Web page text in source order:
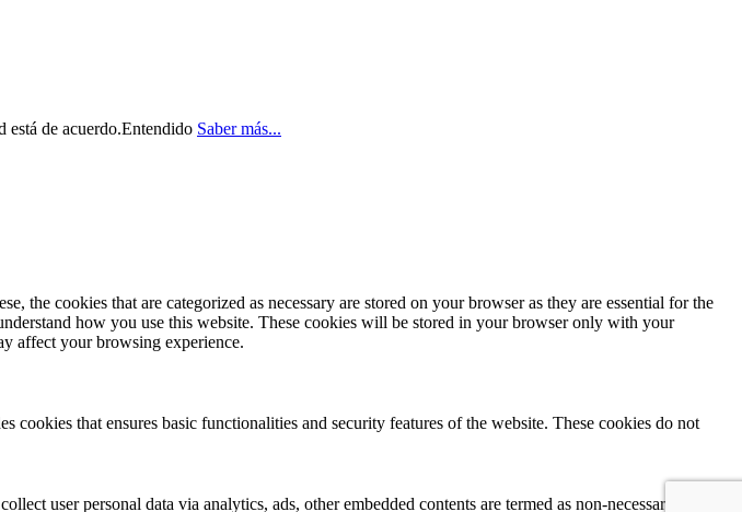
está de acuerdo.Entendido Saber más...
cookies that are categorized as necessary are stored on your browser as they are essential for the
how you use this website. These cookies will be stored in your browser only with your
affect your browsing experience.
that ensures basic functionalities and security features of the website. These cookies do not
user personal data via analytics, ads, other embedded contents are termed as non-necessary